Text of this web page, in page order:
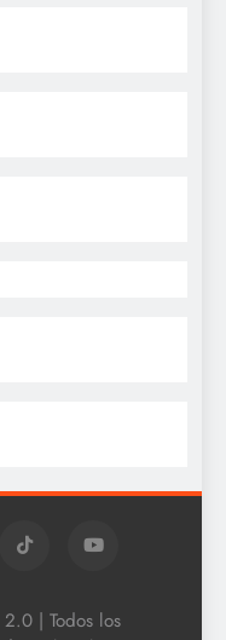
| Todos los